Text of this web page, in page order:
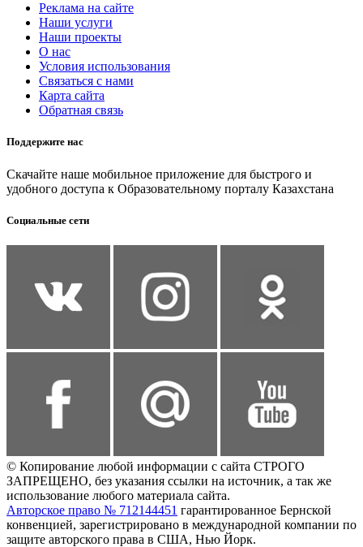
Реклама на сайте
Наши услуги
Наши проекты
О нас
Условия использования
Связаться с нами
Карта сайта
Обратная связь
Поддержите нас
Скачайте наше мобильное приложение для быстрого и
удобного доступа к Образовательному порталу Казахстана
Социальные сети
© Копирование любой информации с сайта СТРОГО
ЗАПРЕЩЕНО, без указания ссылки на источник, а так же
использование любого материала сайта.
Авторское право № 712144451 гарантированное Бернской
конвенцией, зарегистрировано в международной компании по
защите авторского права в США, Нью Йорк.